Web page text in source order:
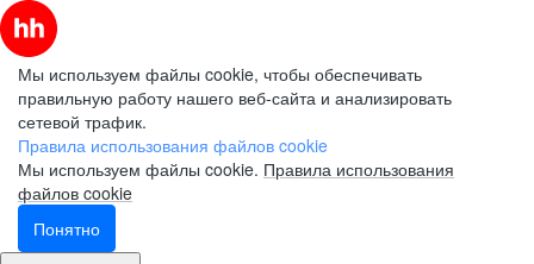
Мы используем файлы cookie, чтобы обеспечивать
правильную работу нашего веб-сайта и анализировать
сетевой трафик.
Правила использования файлов cookie
Мы используем файлы cookie. Правила использования
файлов cookie
Понятно